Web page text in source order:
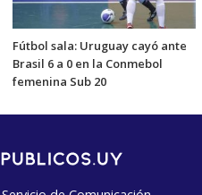
Fútbol sala: Uruguay cayó ante
Brasil 6 a 0 en la Conmebol
femenina Sub 20